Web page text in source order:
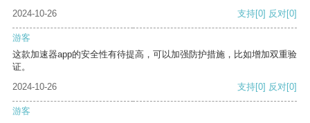
2024-10-26 支持[0] 反对[0]
游客
这款加速器app的安全性有待提高，可以加强防护措施，比如增加双重验
证。
2024-10-26
支持[0] 反对[0]
游客